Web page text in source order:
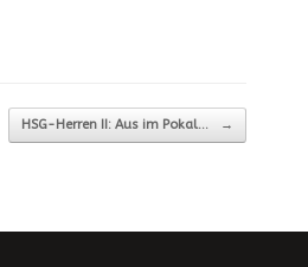
HSG-Herren II: Aus im Pokal… →